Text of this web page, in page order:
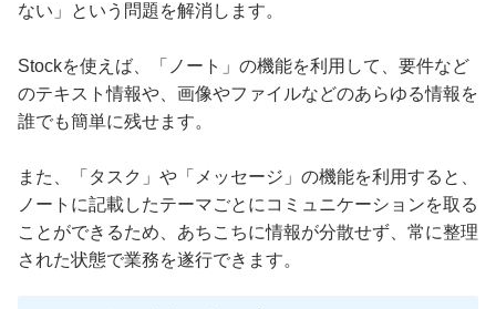
ない」という問題を解消します。
Stockを使えば、「ノート」の機能を利用して、要件など
のテキスト情報や、画像やファイルなどのあらゆる情報を
誰でも簡単に残せます。
また、「タスク」や「メッセージ」の機能を利用すると、
ノートに記載したテーマごとにコミュニケーションを取る
ことができるため、あちこちに情報が分散せず、常に整理
された状態で業務を遂行できます。